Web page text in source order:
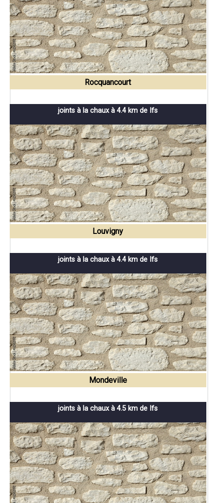
Rocquancourt
joints à la chaux à 4.4 km de Ifs
Louvigny
joints à la chaux à 4.4 km de Ifs
Mondeville
joints à la chaux à 4.5 km de Ifs